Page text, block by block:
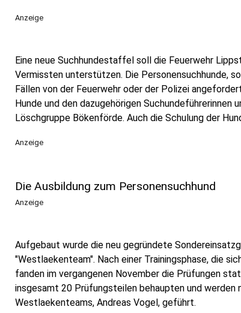
Anzeige
Eine neue Suchhundestaffel soll die Feuerwehr
Vermissten unterstützen. Die Personensuchhunde,
Fällen von der Feuerwehr oder der Polizei
Hunde und den dazugehörigen Suchundeführerinnen
Löschgruppe Bökenförde. Auch die Schulung der
Anzeige
Die Ausbildung zum Personensuchhund
Anzeige
Aufgebaut wurde die neu gegründete
"Westlaekenteam". Nach einer Trainingsphase, die
fanden im vergangenen November die Prüfungen
insgesamt 20 Prüfungsteilen behaupten und
Westlaekenteams, Andreas Vogel, geführt.